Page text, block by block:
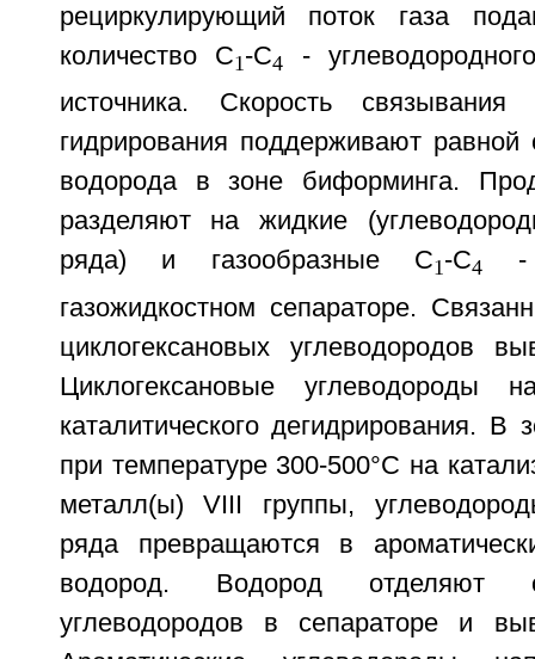
рециркулирующий поток газа
количество C1-C4
-
источника. Скорость
гидрирования поддерживают равной
водорода в зоне биформинга.
разделяют на жидкие
ряда) и газообразные C1-C4
-
газожидкостном сепараторе.
циклогексановых углеводородов
Циклогексановые углеводороды
каталитического дегидрирования. В
при температуре 300-500°С на
металл(ы) VIII группы,
ряда превращаются в
водород. Водород отделяют
углеводородов в сепараторе и